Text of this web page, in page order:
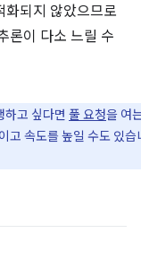
화되지 않았으므로
론이 다소 느릴 수
하고 싶다면 풀 요청을 여
고 속도를 높일 수도 있습